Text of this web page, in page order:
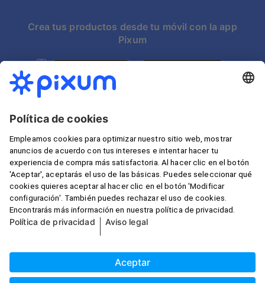
Crea tus productos desde tu móvil con la app
Pixum
Escoger país:
*Todos los precios se presentan con IVA incluido. Los
gastos de envío, disponibles en nuestraLista de precios
están excluidos siempre que no se especifique otra
información.
Aviso legal
Política de privacidad
Política de cookies